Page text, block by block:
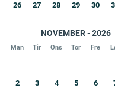
26 27 28 29 30
NOVEMBER - 2026
Man Tir Ons Tor Fre
2 3 4 5 6